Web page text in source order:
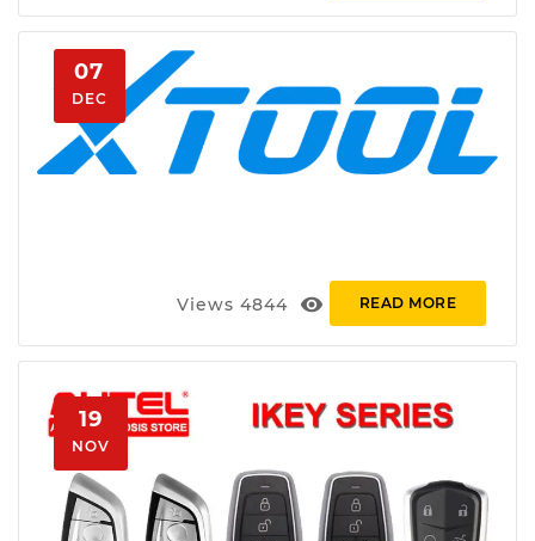
07
DEC
READ MORE
visibility
4844
19
NOV